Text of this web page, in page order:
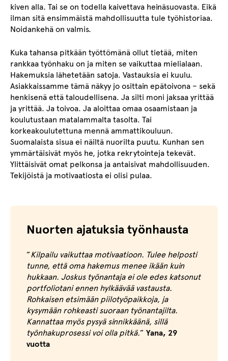
kiven alla. Tai se on todella kaivettava heinäsuovasta. Eikä
ilman sitä ensimmäistä mahdollisuutta tule työhistoriaa.
Noidankehä on valmis.
Kuka tahansa pitkään työttömänä ollut tietää, miten
rankkaa työnhaku on ja miten se vaikuttaa mielialaan.
Hakemuksia lähetetään satoja. Vastauksia ei kuulu.
Asiakkaissamme tämä näkyy jo osittain epätoivona – sekä
henkisenä että taloudellisena. Ja silti moni jaksaa yrittää
ja yrittää. Ja toivoa. Ja aloittaa omaa osaamistaan ja
koulutustaan matalammalta tasolta. Tai
korkeakoulutettuna mennä ammattikouluun.
Suomalaista sisua ei näiltä nuorilta puutu. Kunhan sen
ymmärtäisivät myös he, jotka rekrytointeja tekevät.
Ylittäisivät omat pelkonsa ja antaisivat mahdollisuuden.
Tekijöistä ja motivaatiosta ei olisi pulaa.
Nuorten ajatuksia työnhausta
”Kilpailu vaikuttaa motivaatioon. Tulee helposti
tunne, että oma hakemus menee ikään kuin
hukkaan. Joskus työnantaja ei ole edes katsonut
portfoliotani ennen hylkäävää vastausta.
Rohkaisen etsimään piilotyöpaikkoja, ja
kysymään rohkeasti suoraan työnantajilta.
Kannattaa myös pysyä sinnikkäänä, sillä
työnhakuprosessi voi olla pitkä.” Yana, 29
vuotta